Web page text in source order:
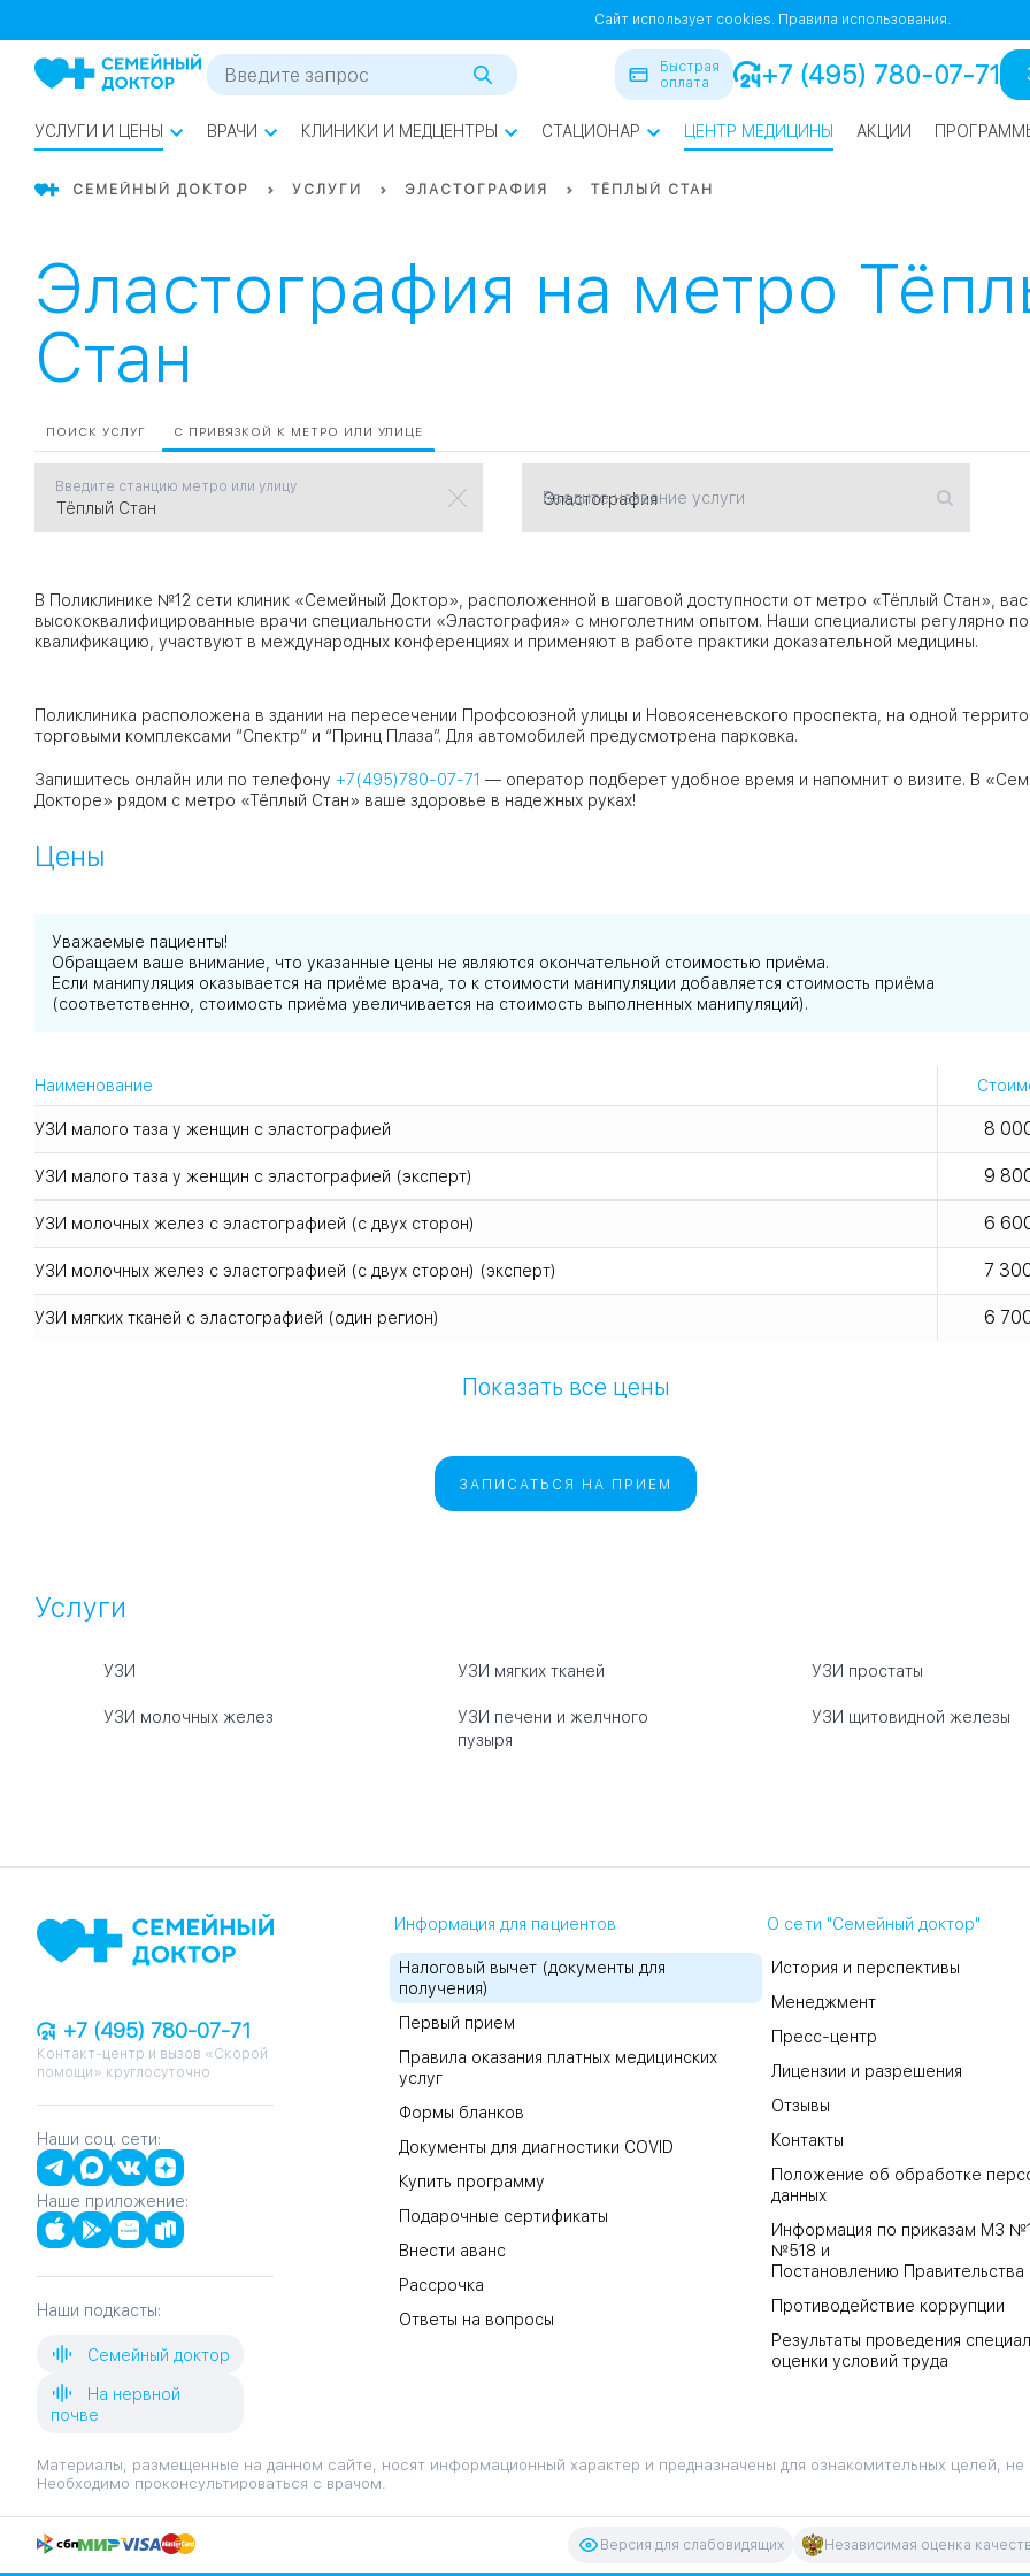
СВАО
СЗАО
06
08
12
14
16
17
Проспект Мира
Павелецкая
Теплый Стан Шипиловская
Пражская
Академическая
Братиславская
Академика
поле
Сайт использует cookies. Правила использования.
Быстрая
оплата
+7 (495) 780-07-71
УСЛУГИ И ЦЕНЫ ВРАЧИ КЛИНИКИ И МЕДЦЕНТРЫ СТАЦИОНАР ЦЕНТР МЕДИЦИНЫ АКЦИИ
СЕМЕЙНЫЙ ДОКТОР УСЛУГИ ЭЛАСТОГРАФИЯ ТЁПЛЫЙ СТАН
Эластография на метро
Стан
ПОИСК УСЛУГ С ПРИВЯЗКОЙ К МЕТРО ИЛИ УЛИЦЕ
Введите станцию метро или улицу
Введите название услуги
В Поликлинике №12 сети клиник «Семейный Доктор», расположенной в шаговой доступности от метро «Тёплый Стан»,
высококвалифицированные врачи специальности «Эластография» с многолетним опытом. Наши специалисты регулярно
квалификацию, участвуют в международных конференциях и применяют в работе практики доказательной медицины.
Поликлиника расположена в здании на пересечении Профсоюзной улицы и Новоясеневского проспекта, на одной
торговыми комплексами “Спектр” и “Принц Плаза”. Для автомобилей предусмотрена парковка.
Запишитесь онлайн или по телефону +7(495)780-07-71 — оператор подберет удобное время и напомнит о визите. В
Докторе» рядом с метро «Тёплый Стан» ваше здоровье в надежных руках!
Цены
Уважаемые пациенты!
Обращаем ваше внимание, что указанные цены не являются окончательной стоимостью приёма.
Если манипуляция оказывается на приёме врача, то к стоимости манипуляции добавляется стоимость приёма
(соответственно, стоимость приёма увеличивается на стоимость выполненных манипуляций).
Наименование
УЗИ малого таза у женщин с эластографией 8
УЗИ малого таза у женщин с эластографией (эксперт) 9
УЗИ молочных желез с эластографией (с двух сторон) 6
УЗИ молочных желез с эластографией (с двух сторон) (эксперт) 7
УЗИ мягких тканей с эластографией (один регион) 6
Показать все цены
ЗАПИСАТЬСЯ НА ПРИЕМ
Услуги
УЗИ
УЗИ молочных желез
УЗИ мягких тканей
УЗИ печени и желчного
пузыря
УЗИ простаты
УЗИ щитовидной железы
+7 (495) 780-07-71
Контакт-центр и вызов «Скорой
помощи» круглосуточно
Наши соц. сети:
Наше приложение:
Наши подкасты:
Семейный доктор
На нервной
почве
Информация для пациентов
Налоговый вычет (документы для
получения)
Первый прием
Правила оказания платных медицинских
услуг
Формы бланков
Документы для диагностики COVID
Купить программу
Подарочные сертификаты
Внести аванс
Рассрочка
Ответы на вопросы
О сети "Семейный доктор"
История и перспективы
Менеджмент
Пресс-центр
Лицензии и разрешения
Отзывы
Контакты
Положение об обработке
данных
Информация по приказам МЗ
№518 и
Постановлению
Противодействие коррупции
Результаты проведения
оценки условий труда
Материалы, размещенные на данном сайте, носят информационный характер и предназначены для ознакомительных целей,
Необходимо проконсультироваться с врачом.
Версия для слабовидящих Независимая оценка